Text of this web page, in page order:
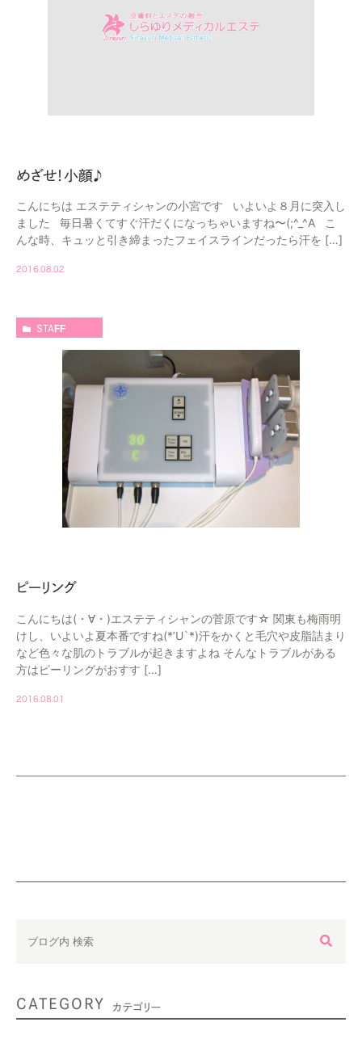
めざせ！小顔♪
こんにちは エステティシャンの小宮です いよいよ８月に突入し
ました 毎日暑くてすぐ汗だくになっちゃいますね〜(;^_^A こ
んな時、キュッと引き締まったフェイスラインだったら汗を […]
2016.08.02
STAFF
ピーリング
こんにちは(・∀・)エステティシャンの菅原です☆ 関東も梅雨明
けし、いよいよ夏本番ですね(*’U`*)汗をかくと毛穴や皮脂詰まり
など色々な肌のトラブルが起きますよね そんなトラブルがある
方はピーリングがおすす […]
2016.08.01
CATEGORY カテゴリー